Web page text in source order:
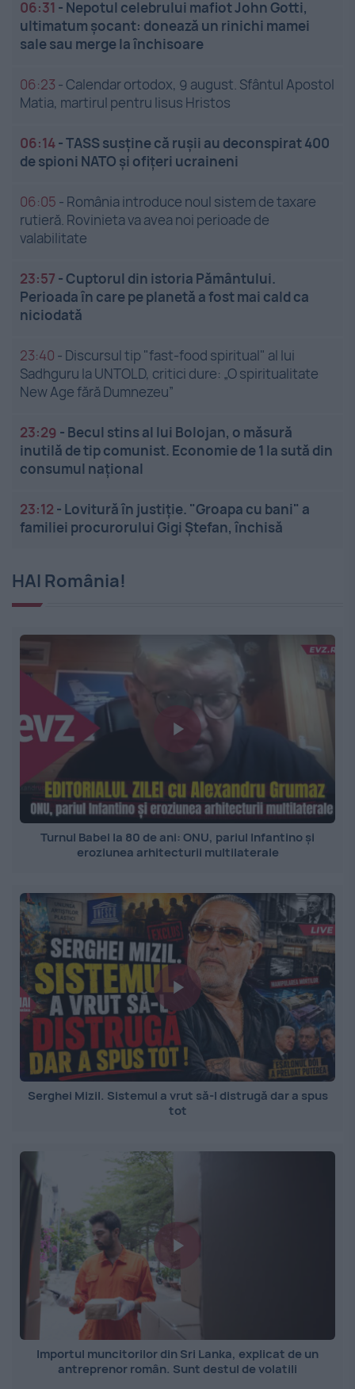
06:31 - Nepotul celebrului mafiot John Gotti,
ultimatum șocant: donează un rinichi mamei
sale sau merge la închisoare
06:23 -Calendar ortodox, 9 august. Sfântul Apostol
Matia, martirul pentru Iisus Hristos
06:14-TASS susține că rușii au deconspirat 400
de spioni NATO și ofițeri ucraineni
06:05 - România introduce noul sistem de taxare
rutieră. Rovinieta va avea noi perioade de
valabilitate
23:57 -Cuptorul din istoria Pământului.
Perioada în care pe planetă a fost mai cald ca
niciodată
23:40 - Discursul tip "fast-food spiritual" al lui
Sadhguru la UNTOLD, critici dure: „O spiritualitate
New Age fără Dumnezeu”
23:29 - Becul stins al lui Bolojan, o măsură
inutilă de tip comunist. Economie de 1 la sută din
consumul național
23:12 - Lovitură în justiție. "Groapa cu bani" a
familiei procurorului Gigi Ștefan, închisă
HAI România!
Turnul Babel la 80 de ani: ONU, pariul Infantino și
eroziunea arhitecturii multilaterale
Serghei Mizil. Sistemul a vrut să-l distrugă dar a spus
tot
Importul muncitorilor din Sri Lanka, explicat de un
antreprenor român. Sunt destul de volatili